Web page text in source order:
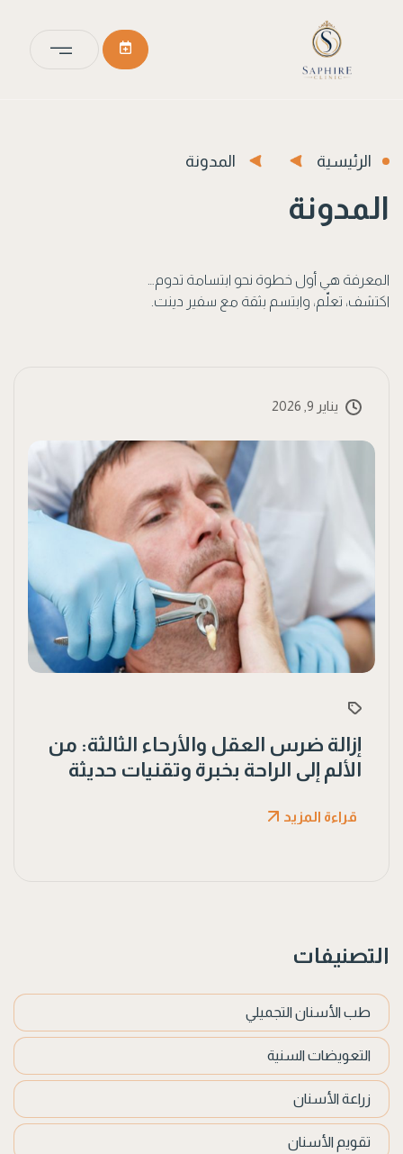
الرئيسية المدونة
المدونة
المعرفة هي أول خطوة نحو ابتسامة تدوم…
اكتشف، تعلّم، وابتسم بثقة مع سفير دينت.
يناير 9, 2026
إزالة ضرس العقل والأرحاء الثالثة: من
الألم إلى الراحة بخبرة وتقنيات حديثة
قراءة المزيد
التصنيفات
طب الأسنان التجميلي
التعويضات السنية
زراعة الأسنان
تقويم الأسنان